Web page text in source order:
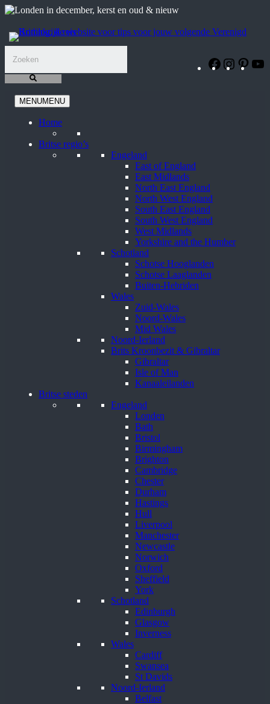
Ga
de
inhoud
Facebook
MENUMENU
Home
Britse regio’s
Engeland
East of England
East Midlands
North East England
North West England
South East England
South West England
West Midlands
Yorkshire and the Humber
Schotland
Schotse Hooglanden
Schotse Laaglanden
Buiten-Hebriden
Wales
Zuid-Wales
Noord-Wales
Mid Wales
Noord-Ierland
Brits Kroonbezit & Gibraltar
Gibraltar
Isle of Man
Kanaaleilanden
Britse steden
Engeland
Londen
Bath
Bristol
Birmingham
Brighton
Cambridge
Chester
Durham
Hastings
Hull
Liverpool
Manchester
Newcastle
Norwich
Oxford
Sheffield
York
Schotland
Edinburgh
Glasgow
Inverness
Wales
Cardiff
Swansea
St Davids
Noord-Ierland
Belfast